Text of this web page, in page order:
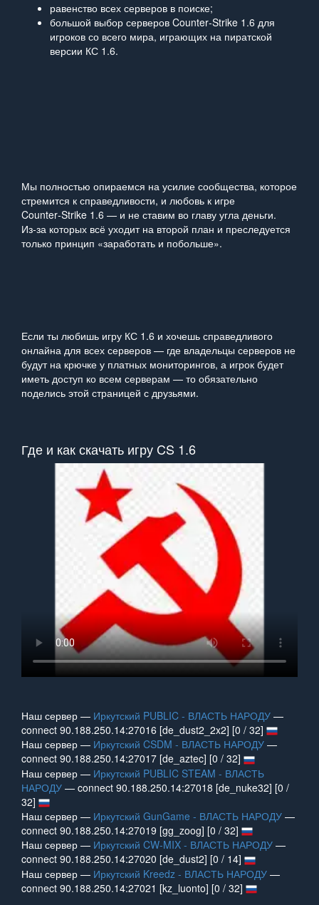
равенство всех серверов в поиске;
большой выбор серверов Counter‑Strike 1.6 для
игроков со всего мира, играющих на пиратской
версии КС 1.6.
Мы полностью опираемся на усилие сообщества, которое
стремится к справедливости, и любовь к игре
Counter‑Strike 1.6 — и не ставим во главу угла деньги.
Из‑за которых всё уходит на второй план и преследуется
только принцип «заработать и побольше».
Если ты любишь игру КС 1.6 и хочешь справедливого
онлайна для всех серверов — где владельцы серверов не
будут на крючке у платных мониторингов, а игрок будет
иметь доступ ко всем серверам — то обязательно
поделись этой страницей с друзьями.
Где и как скачать игру CS 1.6
Наш сервер — Иркутский PUBLIC - ВЛАСТЬ НАРОДУ —
connect 90.188.250.14:27016 [de_dust2_2x2] [0 / 32]
Наш сервер — Иркутский CSDM - ВЛАСТЬ НАРОДУ —
connect 90.188.250.14:27017 [de_aztec] [0 / 32]
Наш сервер — Иркутский PUBLIC STEAM - ВЛАСТЬ
НАРОДУ — connect 90.188.250.14:27018 [de_nuke32] [0 /
32]
Наш сервер — Иркутский GunGame - ВЛАСТЬ НАРОДУ —
connect 90.188.250.14:27019 [gg_zoog] [0 / 32]
Наш сервер — Иркутский CW-MIX - ВЛАСТЬ НАРОДУ —
connect 90.188.250.14:27020 [de_dust2] [0 / 14]
Наш сервер — Иркутский Kreedz - ВЛАСТЬ НАРОДУ —
connect 90.188.250.14:27021 [kz_luonto] [0 / 32]